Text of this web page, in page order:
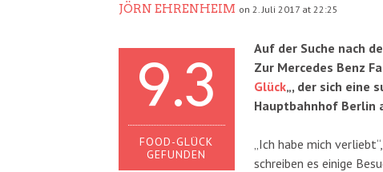
JÖRN EHRENHEIM on 2. Juli 2017 at 22:25
9.3
FOOD-GLÜCK
GEFUNDEN
Auf der Suche nach
Zur Mercedes Benz
Glück„, der sich eine
Hauptbahnhof Berlin
„Ich habe mich
schreiben es einige